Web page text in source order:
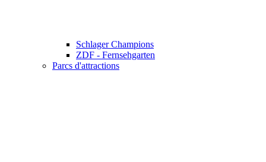
Schlager Champions
ZDF - Fernsehgarten
Parcs d'attractions